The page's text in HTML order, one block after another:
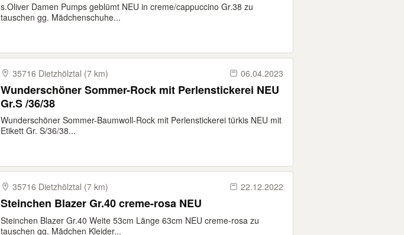
s.Oliver Damen Pumps geblümt NEU in creme/cappuccino Gr.38 zu
tauschen gg. Mädchenschuhe...
35716 Dietzhölztal (7 km) 06.04.2023
Wunderschöner Sommer-Rock mit Perlenstickerei NEU
Gr.S /36/38
Wunderschöner Sommer-Baumwoll-Rock mit Perlenstickerei türkis NEU mit
Etikett Gr. S/36/38...
35716 Dietzhölztal (7 km) 22.12.2022
Steinchen Blazer Gr.40 creme-rosa NEU
Steinchen Blazer Gr.40 Weite 53cm Länge 63cm NEU creme-rosa zu
tauschen gg. Mädchen Kleider...